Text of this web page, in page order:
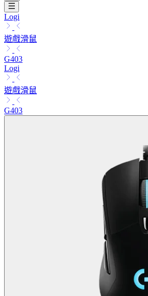
Logi
遊戲滑鼠
G403
Logi
遊戲滑鼠
G403